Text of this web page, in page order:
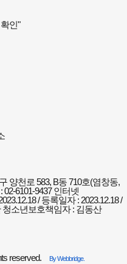
인"
양천로 583, B동 710호(염창동,
6101-9437인터넷
/ 등록일자 : 2023.12.18 /
청소년보호책임자 : 김동산
reserved. By Webbridge.